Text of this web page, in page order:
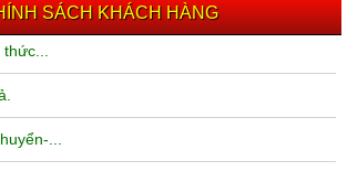
SÁCH KHÁCH HÀNG
...